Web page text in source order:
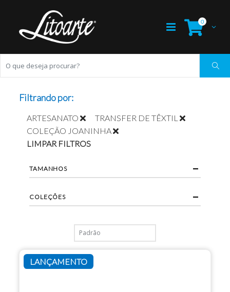
0
LANÇAMENTO
Filtrando por:
ARTESANATO
TRANSFER DE TÊXTIL
COLEÇÃO JOANINHA
LIMPAR FILTROS
TAMANHOS
COLEÇÕES